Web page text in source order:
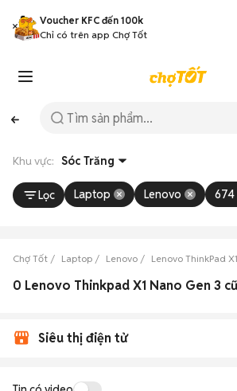
Voucher KFC đến 100k
Chỉ có trên app Chợ Tốt
Khu vực: Sóc Trăng
Lọc Laptop Lenovo 674
Chợ Tốt Laptop Lenovo Lenovo ThinkPad
0 Lenovo Thinkpad X1 Nano Gen 3
Siêu thị điện tử